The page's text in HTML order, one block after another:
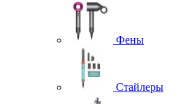
Фены
Стайлеры